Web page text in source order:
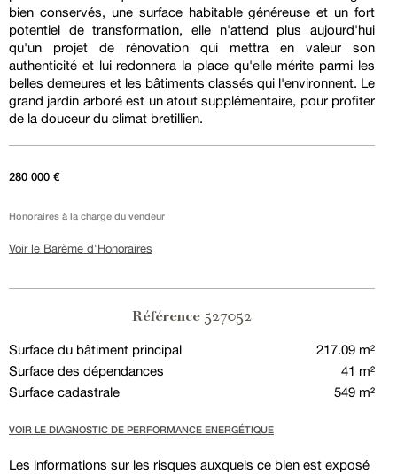
bien conservés, une surface habitable généreuse et un fort
potentiel de transformation, elle n'attend plus aujourd'hui
qu'un projet de rénovation qui mettra en valeur son
authenticité et lui redonnera la place qu'elle mérite parmi les
belles demeures et les bâtiments classés qui l'environnent. Le
grand jardin arboré est un atout supplémentaire, pour profiter
de la douceur du climat bretillien.
280 000 €
Honoraires à la charge du vendeur
Voir le Barème d'Honoraires
Référence 527052
Surface du bâtiment principal
217.09 m²
Surface des dépendances
41 m²
Surface cadastrale
549 m²
VOIR LE DIAGNOSTIC DE PERFORMANCE ENERGÉTIQUE
Les informations sur les risques auxquels ce bien est exposé